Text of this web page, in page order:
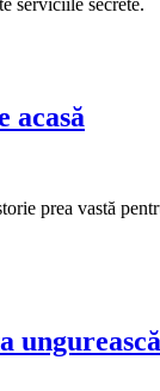
acasă
prea vastă
ungurească